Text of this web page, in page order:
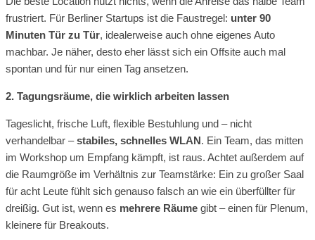
frustriert. Für Berliner Startups ist die Faustregel: unter 90
Minuten Tür zu Tür, idealerweise auch ohne eigenes Auto
machbar. Je näher, desto eher lässt sich ein Offsite auch mal
spontan und für nur einen Tag ansetzen.
2. Tagungsräume, die wirklich arbeiten lassen
Tageslicht, frische Luft, flexible Bestuhlung und – nicht
verhandelbar –stabiles, schnelles WLAN. Ein Team, das mitten
im Workshop um Empfang kämpft, ist raus. Achtet außerdem auf
die Raumgröße im Verhältnis zur Teamstärke: Ein zu großer Saal
für acht Leute fühlt sich genauso falsch an wie ein überfüllter für
dreißig. Gut ist, wenn es mehrere Räume gibt – einen für Plenum,
kleinere für Breakouts.